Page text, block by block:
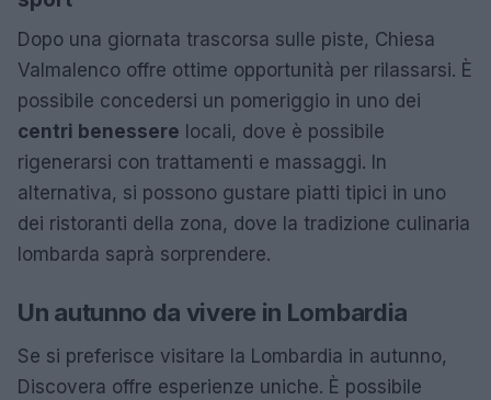
Dopo una giornata trascorsa sulle piste, Chiesa
Valmalenco offre ottime opportunità per rilassarsi. È
possibile concedersi un pomeriggio in uno dei
centri benessere locali, dove è possibile
rigenerarsi con trattamenti e massaggi. In
alternativa, si possono gustare piatti tipici in uno
dei ristoranti della zona, dove la tradizione culinaria
lombarda saprà sorprendere.
Un autunno da vivere in Lombardia
Se si preferisce visitare la Lombardia in autunno,
Discovera offre esperienze uniche. È possibile